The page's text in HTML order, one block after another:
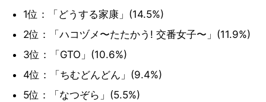
1位：「どうする家康」(14.5%)
2位：「ハコヅメ〜たたかう! 交番女子〜」(11.9%)
3位：「GTO」(10.6%)
4位：「ちむどんどん」(9.4%)
5位：「なつぞら」(5.5%)